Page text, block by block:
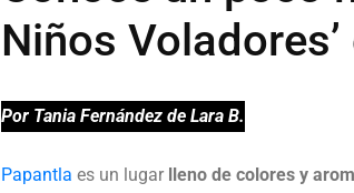
Niños
Por Tania Fernández de Lara B.
Papantla es un lugar lleno de colores y